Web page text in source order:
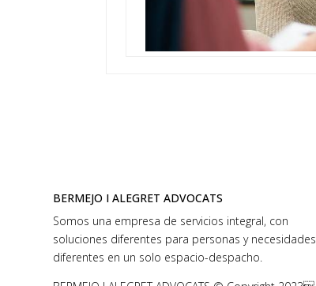
BERMEJO I ALEGRET ADVOCATS
Somos una empresa de servicios integral, con
soluciones diferentes para personas y necesidades
diferentes en un solo espacio-despacho.